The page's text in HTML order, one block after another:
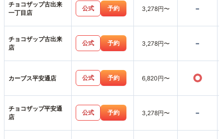
チョコザップ古出来
一丁目店
公式 予約 3,278円〜 -
チョコザップ古出来
店
公式 予約 3,278円〜 -
カーブス平安通店 公式 予約 6,820円〜 ○
チョコザップ平安通
店
公式 予約 3,278円〜 -